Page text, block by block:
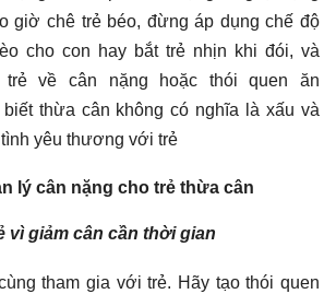
giờ chê trẻ béo, đừng áp dụng chế độ
cho con hay bắt trẻ nhịn khi đói, và
về cân nặng hoặc thói quen ăn
biết thừa cân không có nghĩa là xấu và
yêu thương với trẻ
lý cân nặng cho trẻ thừa cân
vì giảm cân cần thời gian
tham gia với trẻ. Hãy tạo thói quen